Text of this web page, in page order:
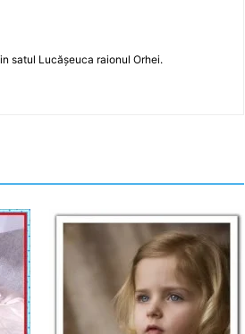
satul Lucășeuca raionul Orhei.